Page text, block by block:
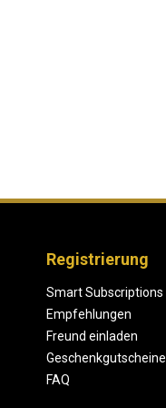
Registrierung
Smart Subscriptions
Empfehlungen
Freund einladen
Geschenkgutscheine
FAQ